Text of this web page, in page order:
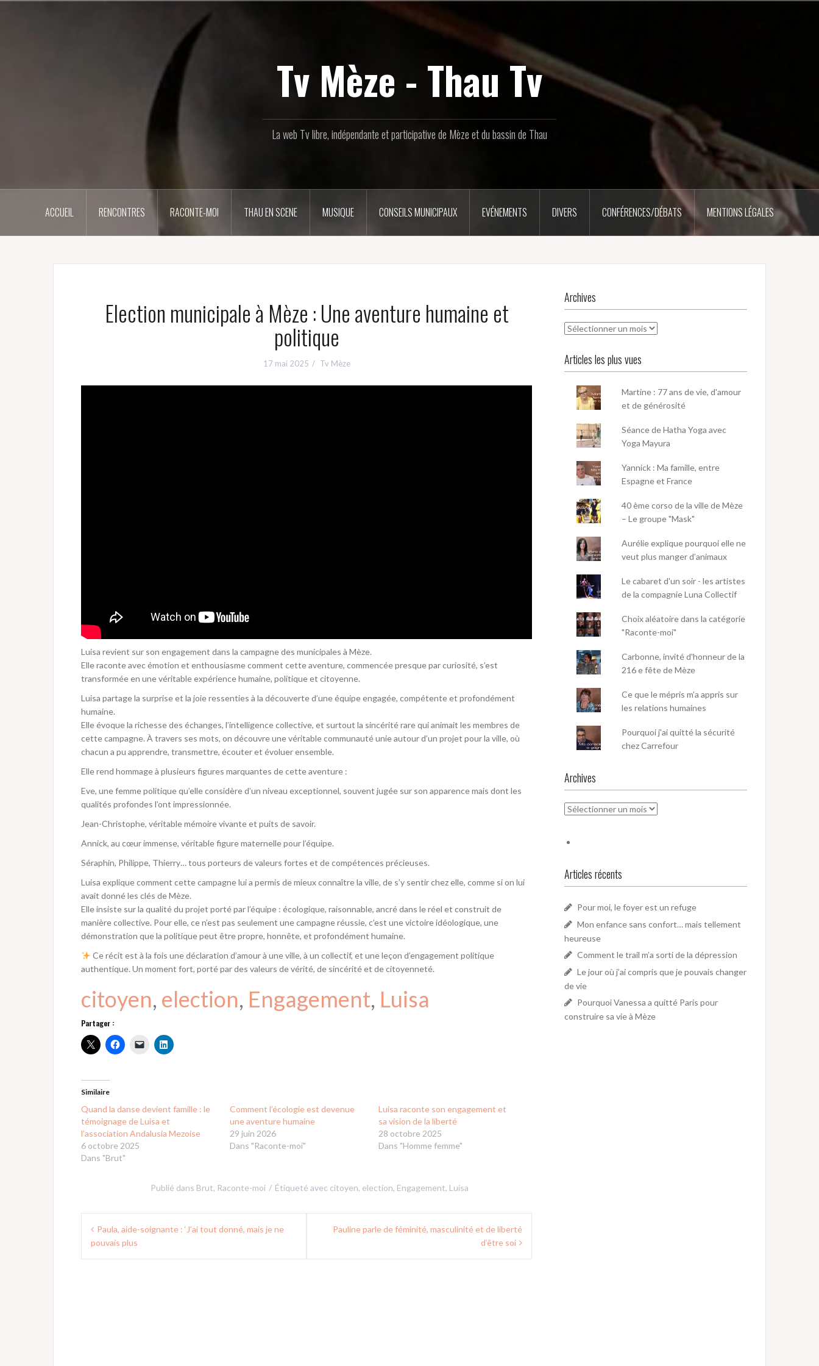
Tv Mèze - Thau Tv
La web Tv libre, indépendante et participative de Mèze et du bassin de Thau
ACCUEIL RENCONTRES RACONTE-MOI THAU EN SCENE MUSIQUE CONSEILS MUNICIPAUX EVÉNEMENTS DIVERS CONFÉRENCES/DÉBATS MENTIONS LÉGALES
Election municipale à Mèze : Une aventure humaine et
politique
17 mai 2025 Tv Mèze
Luisa revient sur son engagement dans la campagne des municipales à Mèze.
Elle raconte avec émotion et enthousiasme comment cette aventure, commencée presque par curiosité, s’est
transformée en une véritable expérience humaine, politique et citoyenne.
Luisa partage la surprise et la joie ressenties à la découverte d’une équipe engagée, compétente et profondément
humaine.
Elle évoque la richesse des échanges, l’intelligence collective, et surtout la sincérité rare qui animait les membres de
cette campagne. À travers ses mots, on découvre une véritable communauté unie autour d’un projet pour la ville, où
chacun a pu apprendre, transmettre, écouter et évoluer ensemble.
Elle rend hommage à plusieurs figures marquantes de cette aventure :
Eve, une femme politique qu’elle considère d’un niveau exceptionnel, souvent jugée sur son apparence mais dont les
qualités profondes l’ont impressionnée.
Jean-Christophe, véritable mémoire vivante et puits de savoir.
Annick, au cœur immense, véritable figure maternelle pour l’équipe.
Séraphin, Philippe, Thierry… tous porteurs de valeurs fortes et de compétences précieuses.
Luisa explique comment cette campagne lui a permis de mieux connaître la ville, de s’y sentir chez elle, comme si on lui
avait donné les clés de Mèze.
Elle insiste sur la qualité du projet porté par l’équipe : écologique, raisonnable, ancré dans le réel et construit de
manière collective. Pour elle, ce n’est pas seulement une campagne réussie, c’est une victoire idéologique, une
démonstration que la politique peut être propre, honnête, et profondément humaine.
Ce récit est à la fois une déclaration d’amour à une ville, à un collectif, et une leçon d’engagement politique
authentique. Un moment fort, porté par des valeurs de vérité, de sincérité et de citoyenneté.
citoyen, election, Engagement, Luisa
Partager :
Similaire
Quand la danse devient famille : le
témoignage de Luisa et
l’association Andalusia Mezoise
6 octobre 2025
Dans "Brut"
Comment l’écologie est devenue
une aventure humaine
29 juin 2026
Dans "Raconte-moi"
Luisa raconte son engagement et
sa vision de la liberté
28 octobre 2025
Dans "Homme femme"
Publié dans Brut, Raconte-moi Étiqueté avec citoyen, election, Engagement, Luisa
Navigation
de Paula, aide-soignante : ‘J’ai tout donné, mais je ne
pouvais plus
Pauline parle de féminité, masculinité et de liberté
d’être soi
Archives
Archives
Articles les plus vues
Martine : 77 ans de vie, d'amour
et de générosité
Séance de Hatha Yoga avec
Yoga Mayura
Yannick : Ma famille, entre
Espagne et France
40 ème corso de la ville de Mèze
– Le groupe "Mask"
Aurélie explique pourquoi elle ne
veut plus manger d’animaux
Le cabaret d'un soir - les artistes
de la compagnie Luna Collectif
Choix aléatoire dans la catégorie
"Raconte-moi"
Carbonne, invité d'honneur de la
216 e fête de Mèze
Ce que le mépris m’a appris sur
les relations humaines
Pourquoi j'ai quitté la sécurité
chez Carrefour
Archives
Archives
Articles récents
Pour moi, le foyer est un refuge
Mon enfance sans confort… mais tellement
heureuse
Comment le trail m’a sorti de la dépression
Le jour où j’ai compris que je pouvais changer
de vie
Pourquoi Vanessa a quitté Paris pour
construire sa vie à Mèze